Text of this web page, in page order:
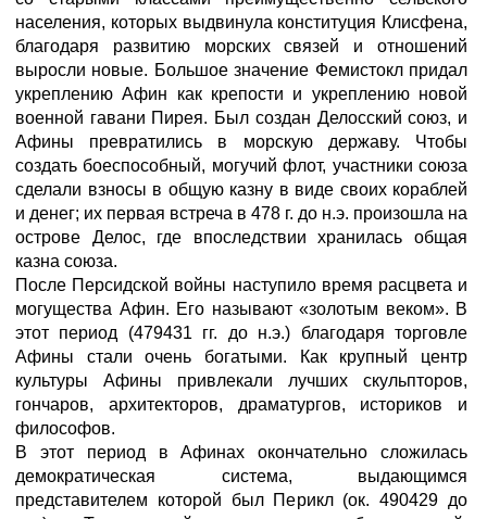
населения, которых выдвинула конституция Клисфена,
благодаря развитию морских связей и отношений
выросли новые. Большое значение Фемистокл придал
укреплению Афин как крепости и укреплению новой
военной гавани Пирея. Был создан Делосский союз, и
Афины превратились в морскую державу. Чтобы
создать боеспособный, могучий флот, участники союза
сделали взносы в общую казну в виде своих кораблей
и денег; их первая встреча в 478 г. до н.э. произошла на
острове Делос, где впоследствии хранилась общая
казна союза.
После Персидской войны наступило время расцвета и
могущества Афин. Его называют «золотым веком». В
этот период (479431 гг. до н.э.) благодаря торговле
Афины стали очень богатыми. Как крупный центр
культуры Афины привлекали лучших скульпторов,
гончаров, архитекторов, драматургов, историков и
философов.
В этот период в Афинах окончательно сложилась
демократическая система, выдающимся
представителем которой был Перикл (ок. 490429 до